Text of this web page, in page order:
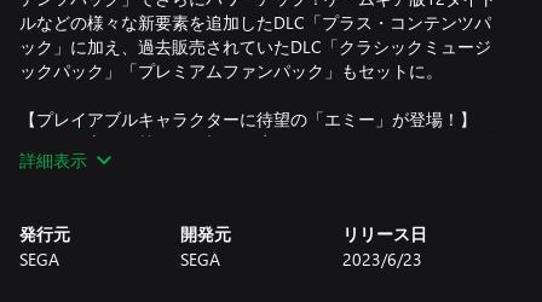
ルなどの様々な新要素を追加したDLC「プラス・コンテンツパ
ック」に加え、過去販売されていたDLC「クラシックミュージ
ックパック」「プレミアムファンパック」もセットに。
【プレイアブルキャラクターに待望の「エミー」が登場！】
ファンの方々の熱いご要望にお応えし、元気で明るいハリネズ
ミの女の子「エミー」がプレイアブルキャラクターとして登場
お楽しみください！
詳細表示
発行元
SEGA
開発元
SEGA
リリース日
2023/6/23